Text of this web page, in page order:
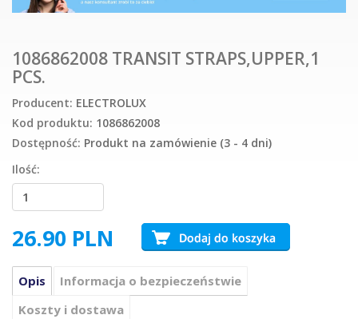
1086862008 TRANSIT STRAPS,UPPER,1
PCS.
Producent: ELECTROLUX
Kod produktu: 1086862008
Dostępność: Produkt na zamówienie (3 - 4 dni)
Ilość:
26.90 PLN
Opis
Informacja o bezpieczeństwie
Koszty i dostawa